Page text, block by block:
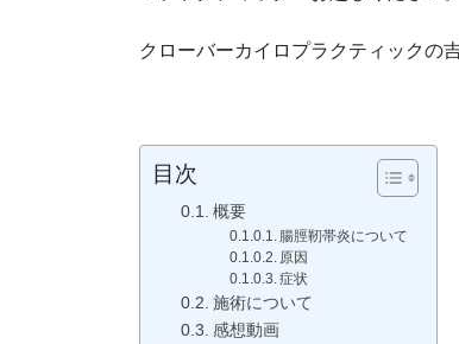
クローバーカイロプラクティックの
目次
概要
腸脛靭帯炎について
原因
症状
施術について
感想動画